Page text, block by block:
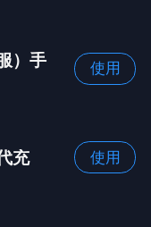
）手
使用
充 使用